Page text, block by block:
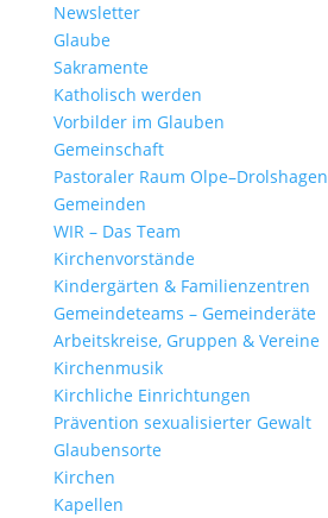
News­letter
Glaube
Sakra­mente
Katho­lisch werden
Vorbilder im Glauben
Gemein­schaft
Pasto­raler Raum Olpe–Drolshagen
Gemeinden
WIR – Das Team
Kirchen­vor­stände
Kinder­gärten & Familienzentren
Gemein­de­teams – Gemeinderäte
Arbeits­kreise, Gruppen & Vereine
Kirchen­musik
Kirch­liche Einrichtungen
Präven­tion sexua­li­sierter Gewalt
Glau­ben­s­orte
Kirchen
Kapellen